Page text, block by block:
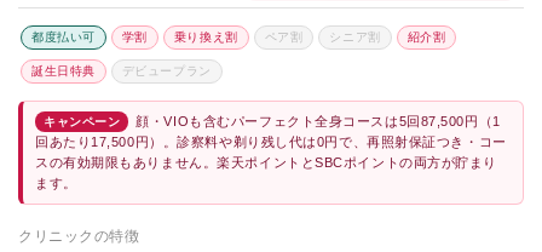
都度払い可 学割 乗り換え割 ペア割 シニア割 紹介割
誕生日特典 デビュープラン
キャンペーン
顔・VIOも含むパーフェクト全身コースは5回87,500円（1
回あたり17,500円）。診察料や剃り残し代は0円で、再照射保証つき・コー
スの有効期限もありません。楽天ポイントとSBCポイントの両方が貯まり
ます。
クリニックの特徴